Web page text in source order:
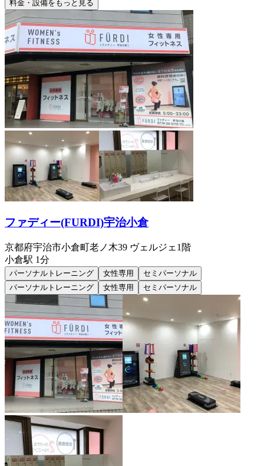
料金・設備をもっと見る
ファディー(FURDI)宇治小倉
京都府宇治市小倉町老ノ木39 ヴェルジェ1階
小倉駅 1分
パーソナルトレーニング 女性専用
セミパーソナル
パーソナルトレーニング
女性専用 セミパーソナル